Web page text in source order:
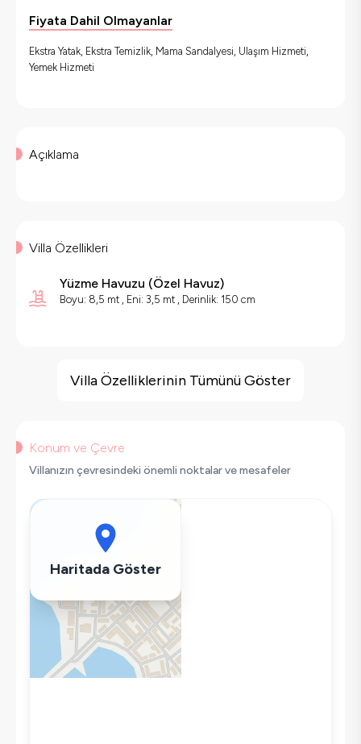
Fiyata Dahil Olmayanlar
Ekstra Yatak, Ekstra Temizlik, Mama Sandalyesi, Ulaşım Hizmeti,
Yemek Hizmeti
Açıklama
Villa Özellikleri
Yüzme Havuzu (Özel Havuz)
Boyu: 8,5 mt , Eni: 3,5 mt , Derinlik: 150 cm
Geniş Ailelere Uygun
Bulaşık Makinesi
Çamaşır Makinesi
Klima
Wifi / İnternet
Ütü
Havuz-Bahçe Bakımı
Villa Özelliklerinin Tümünü Göster
Konum ve Çevre
Villanızın çevresindeki önemli noktalar ve mesafeler
Haritada Göster